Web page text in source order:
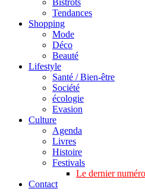
Bistrots
Tendances
Shopping
Mode
Déco
Beauté
Lifestyle
Santé / Bien-être
Société
écologie
Evasion
Culture
Agenda
Livres
Histoire
Festivals
Le dernier numéro
Contact